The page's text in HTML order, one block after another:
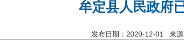
牟定县人民政府
发布日期：2020-12-01 来